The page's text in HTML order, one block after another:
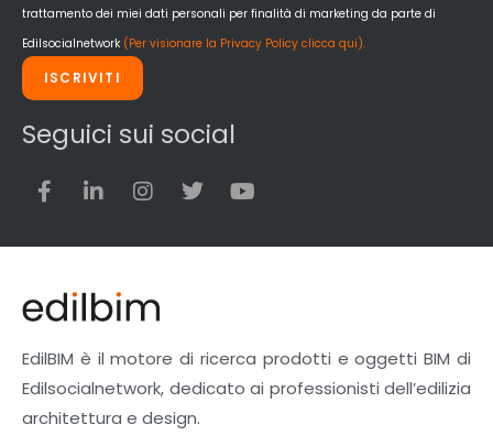
trattamento dei miei dati personali per finalità di marketing da parte di
Edilsocialnetwork (Per visionare la Privacy Policy clicca qui).
ISCRIVITI
Seguici sui social
EdilBIM è il motore di ricerca prodotti e oggetti BIM di
Edilsocialnetwork, dedicato ai professionisti dell’edilizia
architettura e design.